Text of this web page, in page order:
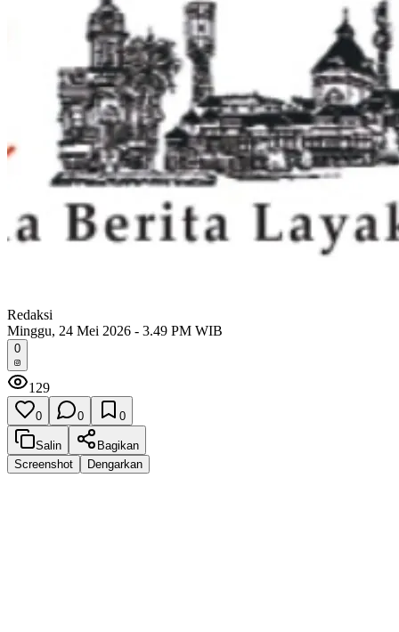
Redaksi
Minggu, 24 Mei 2026 - 3.49 PM WIB
0
129
0 0 0
Salin
Bagikan
Screenshot
Dengarkan